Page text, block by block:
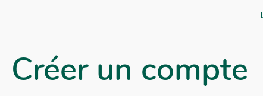
Créer un compte